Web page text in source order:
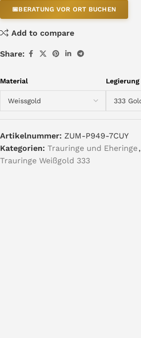
📅BERATUNG VOR ORT BUCHEN
Add to compare
Share:
Material Legierung
Artikelnummer: ZUM-P949-7CUY
Kategorien: Trauringe und Eheringe,
Trauringe Weißgold 333